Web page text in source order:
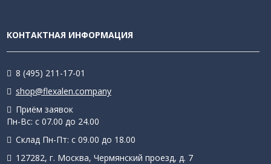
КОНТАКТНАЯ ИНФОРМАЦИЯ
8 (495) 211-17-01
shop@flexalen.company
Приём заявок
Пн-Вс: с 07.00 до 24.00
Склад Пн-Пт: с 09.00 до 18.00
127282, г. Москва, Чермянский проезд, д. 7